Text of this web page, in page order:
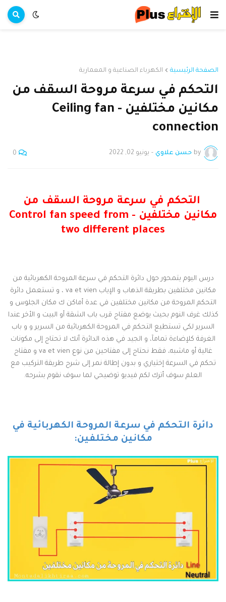
الصفحة الرئيسية الكهرباء الصناعية و المعمارية
التحكم في سرعة مروحة السقف من
مكانين مختلفين - Ceiling fan
connection
by حسن علاوي - يونيو 02, 2022 0
التحكم في سرعة مروحة السقف من
مكانين مختلفين - Control fan speed from
two different places
درس اليوم يتمحور حول دائرة التحكم في سرعة المروحة الكهربائية من
مكانين مختلفين بطريقة الذهاب و الإياب va et vien ، و تستعمل دائرة
التحكم المروحة من مكانين مختلفين في عدة أماكن ك مكان الجلوس و
كذلك غرف النوم بحيث يوضع مفتاح قرب باب الشقة أو البيت و الأخر عندا
السرير لكي تستطيع التحكم في المروحة الكهربائية من السرير و و باب
الغرفة كلإضاءة تمامآ، و الجيد في هذه الدائرة أنك لا تحتاج إلى مكونات
غالية أو ماشبه، فقط نحتاج إلى مفتاحين من نوع va et vien و مفتاح
تحكم في السرعة إختياري و بدون إطالة نمر إلى شرح طريقة التركيب مع
العلم سوف أترك لكم فيديو توضيحي لما سوف نقوم بشرحه.
دائرة التحكم في سرعة المروحة الكهربائية في
مكانين مختلفين: